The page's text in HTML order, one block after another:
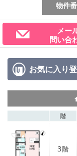
物件
メー
問い合
お気に入り
階
3階